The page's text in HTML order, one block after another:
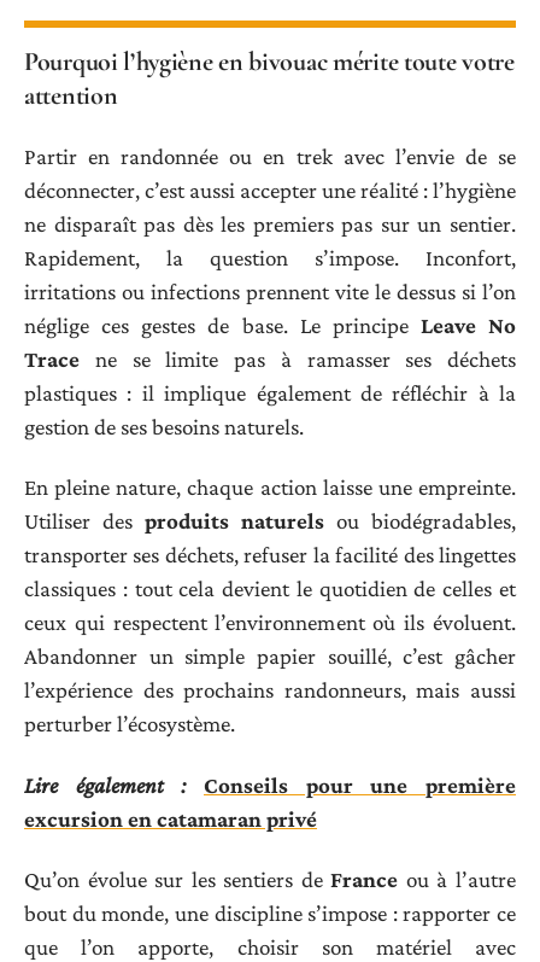
Pourquoi l’hygiène en bivouac mérite toute votre
attention
Partir en randonnée ou en trek avec l’envie de se
déconnecter, c’est aussi accepter une réalité : l’hygiène
ne disparaît pas dès les premiers pas sur un sentier.
Rapidement, la question s’impose. Inconfort,
irritations ou infections prennent vite le dessus si l’on
néglige ces gestes de base. Le principe Leave No
Trace ne se limite pas à ramasser ses déchets
plastiques : il implique également de réfléchir à la
gestion de ses besoins naturels.
En pleine nature, chaque action laisse une empreinte.
Utiliser des produits naturels ou biodégradables,
transporter ses déchets, refuser la facilité des lingettes
classiques : tout cela devient le quotidien de celles et
ceux qui respectent l’environnement où ils évoluent.
Abandonner un simple papier souillé, c’est gâcher
l’expérience des prochains randonneurs, mais aussi
perturber l’écosystème.
Lire également :
Conseils pour une première
excursion en catamaran privé
Qu’on évolue sur les sentiers deFrance ou à l’autre
bout du monde, une discipline s’impose : rapporter ce
que l’on apporte, choisir son matériel avec